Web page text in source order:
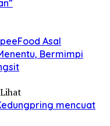
Asal
Bermimpi
mencuat